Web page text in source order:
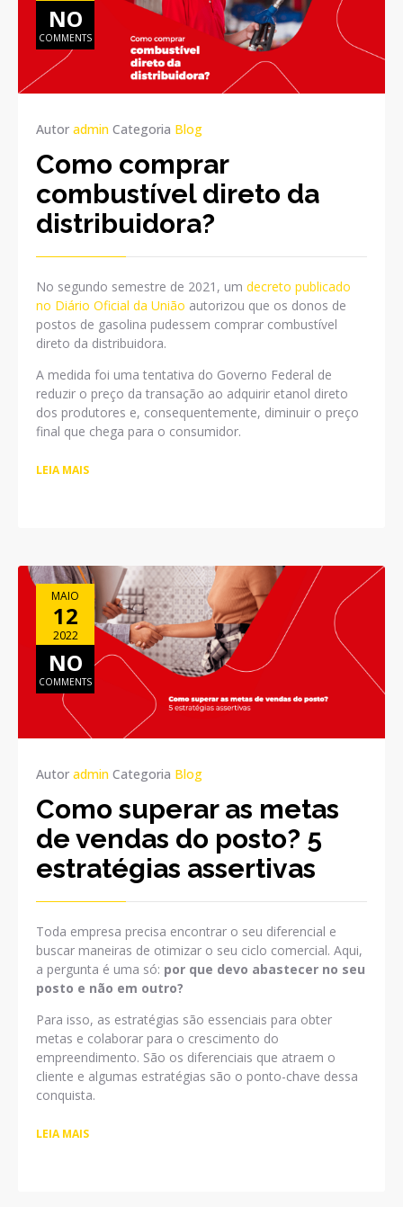
NO
COMMENTS
Autor admin Categoria Blog
Como comprar
combustível direto da
distribuidora?
No segundo semestre de 2021, um decreto publicado
no Diário Oficial da União autorizou que os donos de
postos de gasolina pudessem comprar combustível
direto da distribuidora.
A medida foi uma tentativa do Governo Federal de
reduzir o preço da transação ao adquirir etanol direto
dos produtores e, consequentemente, diminuir o preço
final que chega para o consumidor.
LEIA MAIS
MAIO
12
2022
NO
COMMENTS
Autor admin Categoria Blog
Como superar as metas
de vendas do posto? 5
estratégias assertivas
Toda empresa precisa encontrar o seu diferencial e
buscar maneiras de otimizar o seu ciclo comercial. Aqui,
a pergunta é uma só: por que devo abastecer no seu
posto e não em outro?
Para isso, as estratégias são essenciais para obter
metas e colaborar para o crescimento do
empreendimento. São os diferenciais que atraem o
cliente e algumas estratégias são o ponto-chave dessa
conquista.
LEIA MAIS